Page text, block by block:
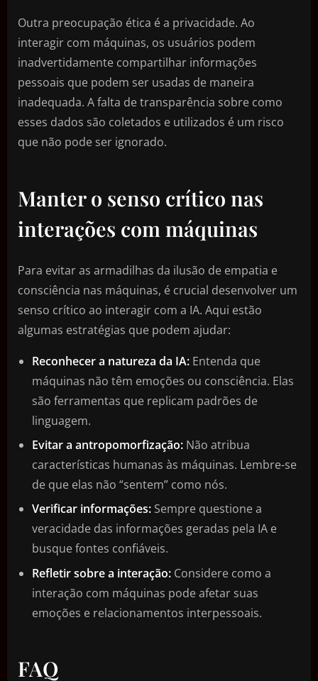
Outra preocupação ética é a privacidade. Ao
interagir com máquinas, os usuários podem
inadvertidamente compartilhar informações
pessoais que podem ser usadas de maneira
inadequada. A falta de transparência sobre como
esses dados são coletados e utilizados é um risco
que não pode ser ignorado.
Manter o senso crítico nas
interações com máquinas
Para evitar as armadilhas da ilusão de empatia e
consciência nas máquinas, é crucial desenvolver um
senso crítico ao interagir com a IA. Aqui estão
algumas estratégias que podem ajudar:
Reconhecer a natureza da IA: Entenda que
máquinas não têm emoções ou consciência. Elas
são ferramentas que replicam padrões de
linguagem.
Evitar a antropomorfização: Não atribua
características humanas às máquinas. Lembre-se
de que elas não “sentem” como nós.
Verificar informações: Sempre questione a
veracidade das informações geradas pela IA e
busque fontes confiáveis.
Refletir sobre a interação: Considere como a
interação com máquinas pode afetar suas
emoções e relacionamentos interpessoais.
FAQ